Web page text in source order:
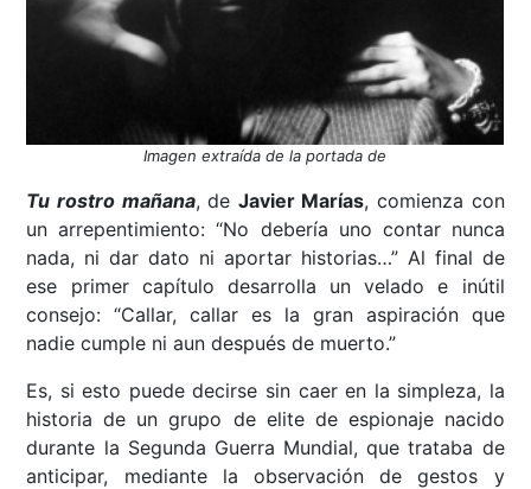
Imagen extraída de la portada de
Tu rostro mañana, de Javier Marías, comienza con
un arrepentimiento: “No debería uno contar nunca
nada, ni dar dato ni aportar historias…” Al final de
ese primer capítulo desarrolla un velado e inútil
consejo: “Callar, callar es la gran aspiración que
nadie cumple ni aun después de muerto.”
Es, si esto puede decirse sin caer en la simpleza, la
historia de un grupo de elite de espionaje nacido
durante la Segunda Guerra Mundial, que trataba de
anticipar, mediante la observación de gestos y